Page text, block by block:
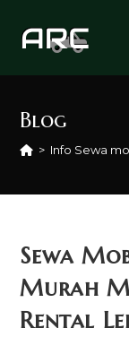
Blog
> Info Sewa
Sewa
Murah
Rental